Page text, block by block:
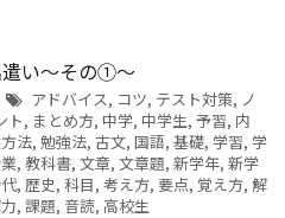
い～その①～
アドバイス, コツ, テスト対策, ノ
ト, まとめ方, 中学, 中学生, 予習, 内
法, 勉強法, 古文, 国語, 基礎, 学習, 学
, 教科書, 文章, 文章題, 新学年, 新学
, 歴史, 科目, 考え方, 要点, 覚え方, 解
, 課題, 音読, 高校生